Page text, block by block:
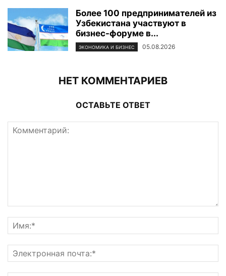
Более 100 предпринимателей из
Узбекистана участвуют в
бизнес-форуме в...
ЭКОНОМИКА И БИЗНЕС 05.08.2026
НЕТ КОММЕНТАРИЕВ
ОСТАВЬТЕ ОТВЕТ